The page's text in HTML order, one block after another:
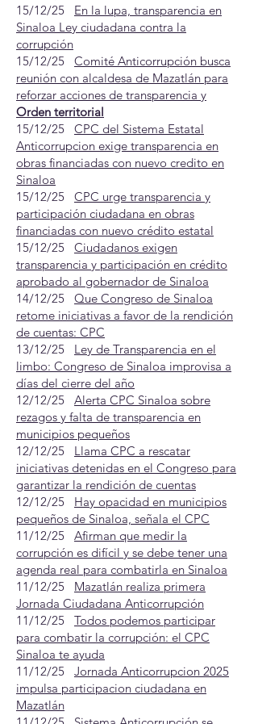
15/12/25 En la lupa, transparencia en
Sinaloa Ley ciudadana contra la
corrupción
15/12/25 Comité Anticorrupción busca
reunión con alcaldesa de Mazatlán para
reforzar acciones de transparencia y
Orden territorial
15/12/25 CPC del Sistema Estatal
Anticorrupcion exige transparencia en
obras financiadas con nuevo credito en
Sinaloa
15/12/25 CPC urge transparencia y
participación ciudadana en obras
financiadas con nuevo crédito estatal
15/12/25 Ciudadanos exigen
transparencia y participación en crédito
aprobado al gobernador de Sinaloa
14/12/25 Que Congreso de Sinaloa
retome iniciativas a favor de la rendición
de cuentas: CPC
13/12/25 Ley de Transparencia en el
limbo: Congreso de Sinaloa improvisa a
días del cierre del año
12/12/25 Alerta CPC Sinaloa sobre
rezagos y falta de transparencia en
municipios pequeños
12/12/25 Llama CPC a rescatar
iniciativas detenidas en el Congreso para
garantizar la rendición de cuentas
12/12/25 Hay opacidad en municipios
pequeños de Sinaloa, señala el CPC
11/12/25 Afirman que medir la
corrupción es difícil y se debe tener una
agenda real para combatirla en Sinaloa
11/12/25 Mazatlán realiza primera
Jornada Ciudadana Anticorrupción
11/12/25 Todos podemos participar
para combatir la corrupción: el CPC
Sinaloa te ayuda
11/12/25 Jornada Anticorrupcion 2025
impulsa participacion ciudadana en
Mazatlán